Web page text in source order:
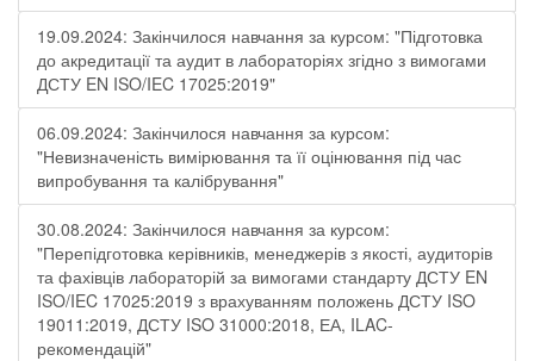
19.09.2024: Закінчилося навчання за курсом: "Підготовка
до акредитації та аудит в лабораторіях згідно з вимогами
ДСТУ EN ISO/IEC 17025:2019"
06.09.2024: Закінчилося навчання за курсом:
"Невизначеність вимірювання та її оцінювання під час
випробування та калібрування"
30.08.2024: Закінчилося навчання за курсом:
"Перепідготовка керівників, менеджерів з якості, аудиторів
та фахівців лабораторій за вимогами стандарту ДСТУ EN
ISO/IEC 17025:2019 з врахуванням положень ДСТУ ISO
19011:2019, ДСТУ ISO 31000:2018, ЕА, ILAC-
рекомендацій"